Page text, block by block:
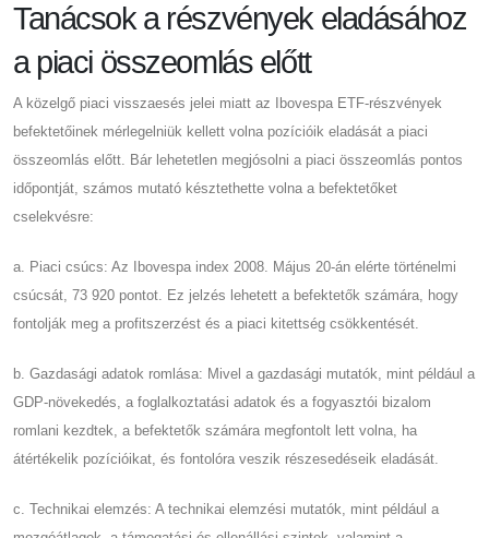
Tanácsok a részvények eladásához
a piaci összeomlás előtt
A közelgő piaci visszaesés jelei miatt az Ibovespa ETF-részvények
befektetőinek mérlegelniük kellett volna pozícióik eladását a piaci
összeomlás előtt. Bár lehetetlen megjósolni a piaci összeomlás pontos
időpontját, számos mutató késztethette volna a befektetőket
cselekvésre:
a. Piaci csúcs: Az Ibovespa index 2008. Május 20-án elérte történelmi
csúcsát, 73 920 pontot. Ez jelzés lehetett a befektetők számára, hogy
fontolják meg a profitszerzést és a piaci kitettség csökkentését.
b. Gazdasági adatok romlása: Mivel a gazdasági mutatók, mint például a
GDP-növekedés, a foglalkoztatási adatok és a fogyasztói bizalom
romlani kezdtek, a befektetők számára megfontolt lett volna, ha
átértékelik pozícióikat, és fontolóra veszik részesedéseik eladását.
c. Technikai elemzés: A technikai elemzési mutatók, mint például a